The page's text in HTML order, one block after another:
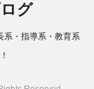
グ
系・指導系・教育系